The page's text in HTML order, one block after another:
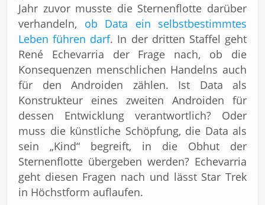
Jahr zuvor musste die Sternenflotte darüber
verhandeln, ob Data ein selbstbestimmtes
Leben führen darf. In der dritten Staffel geht
René Echevarria der Frage nach, ob die
Konsequenzen menschlichen Handelns auch
für den Androiden zählen. Ist Data als
Konstrukteur eines zweiten Androiden für
dessen Entwicklung verantwortlich? Oder
muss die künstliche Schöpfung, die Data als
sein „Kind“ begreift, in die Obhut der
Sternenflotte übergeben werden? Echevarria
geht diesen Fragen nach und lässt Star Trek
in Höchstform auflaufen.